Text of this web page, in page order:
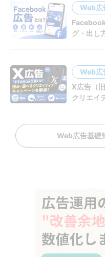
Web広
グ・出し
Web広
X広告（
クリエイ
Web広告基礎